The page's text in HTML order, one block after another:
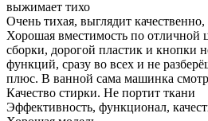
выжимает тихо
Очень тихая, выглядит
Хорошая вместимость по отличной
сборки, дорогой пластик и кнопки
функций, сразу во всех и не
плюс. В ванной сама машинка
Качество стирки. Не портит ткани
Эффективность, функционал,